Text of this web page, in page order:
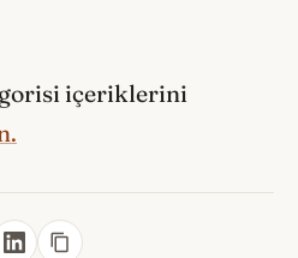
içeriklerini